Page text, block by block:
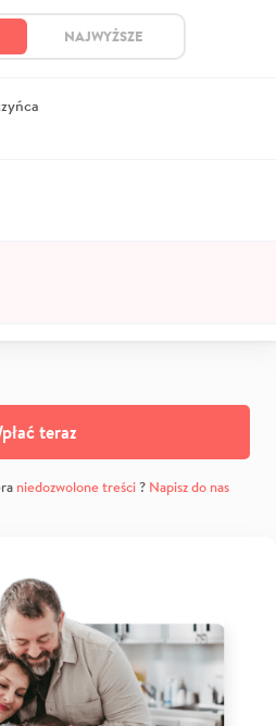
NAJWYŻSZE
teraz
niedozwolone treści? Napisz do nas